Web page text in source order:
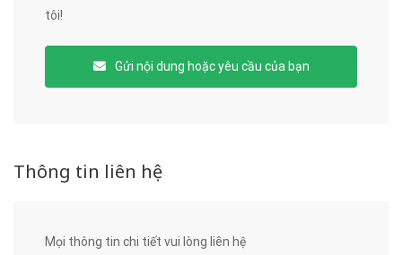
tôi!
Gửi nội dung hoặc yêu cầu của bạn
Thông tin liên hệ
Mọi thông tin chi tiết vui lòng liên hệ